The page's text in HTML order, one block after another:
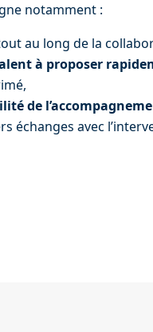
notamment :
au long de la
à proposer
de
échanges avec